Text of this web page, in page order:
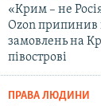
«Крим – не
Ozon
замовлень на
півострові
ПРАВА ЛЮДИНИ